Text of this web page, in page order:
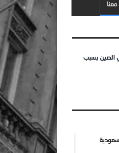
الصين بسبب